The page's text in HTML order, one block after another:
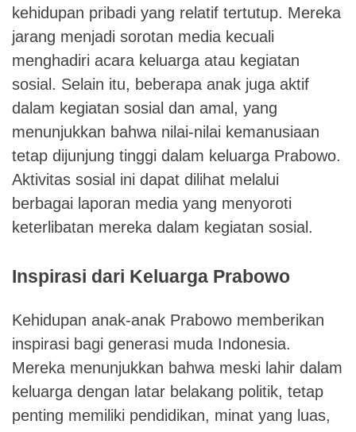
kehidupan pribadi yang relatif tertutup. Mereka
jarang menjadi sorotan media kecuali
menghadiri acara keluarga atau kegiatan
sosial. Selain itu, beberapa anak juga aktif
dalam kegiatan sosial dan amal, yang
menunjukkan bahwa nilai-nilai kemanusiaan
tetap dijunjung tinggi dalam keluarga Prabowo.
Aktivitas sosial ini dapat dilihat melalui
berbagai laporan media yang menyoroti
keterlibatan mereka dalam kegiatan sosial.
Inspirasi dari Keluarga Prabowo
Kehidupan anak-anak Prabowo memberikan
inspirasi bagi generasi muda Indonesia.
Mereka menunjukkan bahwa meski lahir dalam
keluarga dengan latar belakang politik, tetap
penting memiliki pendidikan, minat yang luas,